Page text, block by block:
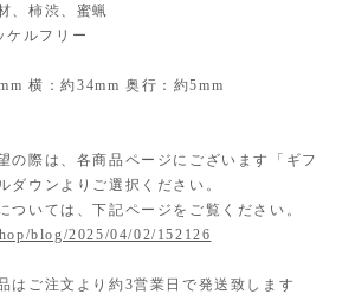
、柿渋、蜜蝋
ケルフリー
横：約34mm 奥行：約5mm
の際は、各商品ページにございます「ギフ
ダウンよりご選択ください。
ついては、下記ページをご覧ください。
blog/2025/04/02/152126
はご注文より約3営業日で発送致します